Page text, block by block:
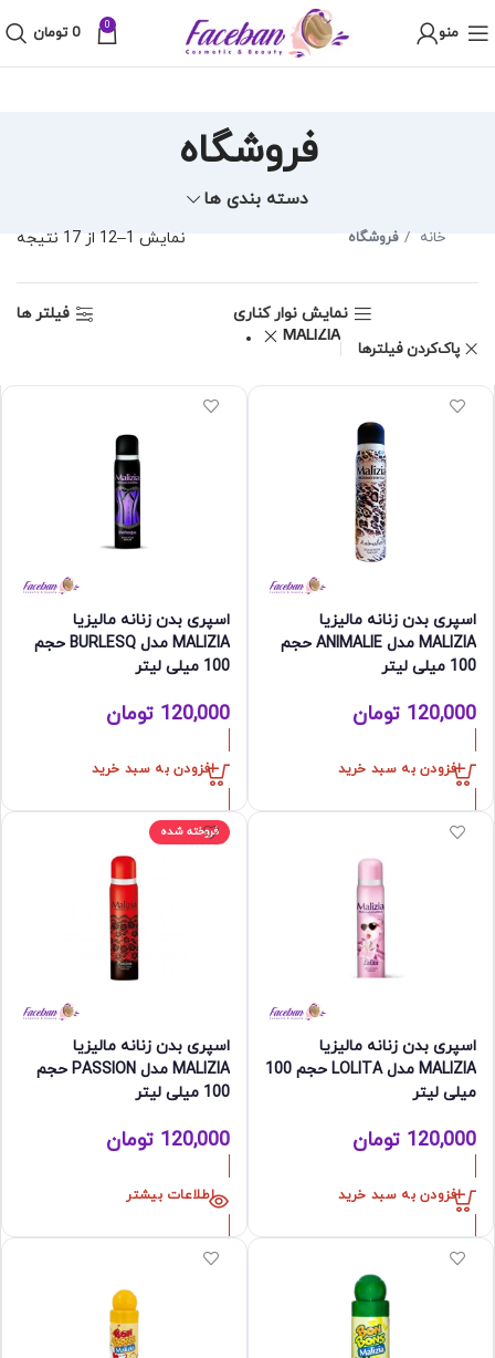
منو 0
0 تومان
فروشگاه
دسته بندی ها
خانه فروشگاه نمایش 1–12 از 17 نتیجه
نمایش نوار کناری
فیلتر ها
پاک‌کردن فیلترها
MALIZIA
اسپری بدن زنانه مالیزیا
MALIZIA مدل ANIMALIE حجم
100 میلی لیتر
120,000 تومان
افزودن به سبد خرید
اسپری بدن زنانه مالیزیا
MALIZIA مدل BURLESQ حجم
100 میلی لیتر
120,000 تومان
افزودن به سبد خرید
اسپری بدن زنانه مالیزیا
MALIZIA مدل LOLITA حجم 100
میلی لیتر
120,000 تومان
افزودن به سبد خرید
فروخته شده
اسپری بدن زنانه مالیزیا
MALIZIA مدل PASSION حجم
100 میلی لیتر
120,000 تومان
اطلاعات بیشتر